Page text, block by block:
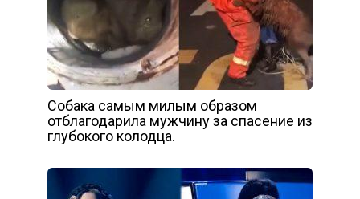
Собака самым милым образом
отблагодарила мужчину за спасение из
глубокого колодца.